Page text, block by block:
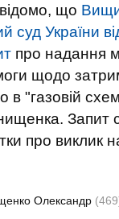
що
суд України
про надання
щодо
в "газовій
Запит
про виклик
Олександр